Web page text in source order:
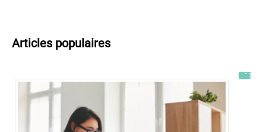
Articles populaires
Tout savoir sur l’ENT UT2J